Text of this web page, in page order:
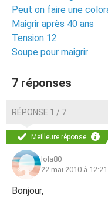
Peut on faire une
Maigrir après 40 ans
Tension 12
Soupe pour maigrir
7 réponses
RÉPONSE 1 / 7
Meilleure réponse
lola80
22 mai 2010 à 12:21
Bonjour,